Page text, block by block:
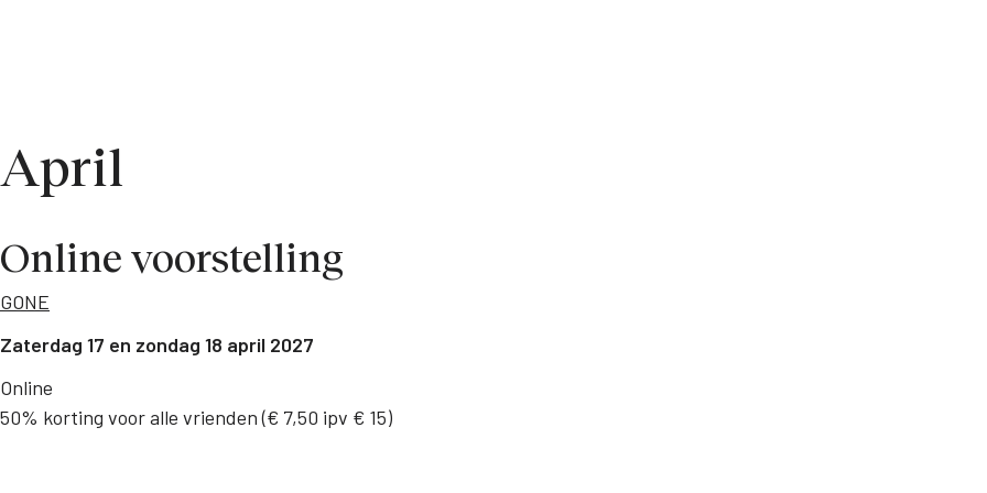
April
Online voorstelling
GONE
Zaterdag 17 en zondag 18 april 2027
Online
50% korting voor alle vrienden (€ 7,50 ipv € 15)